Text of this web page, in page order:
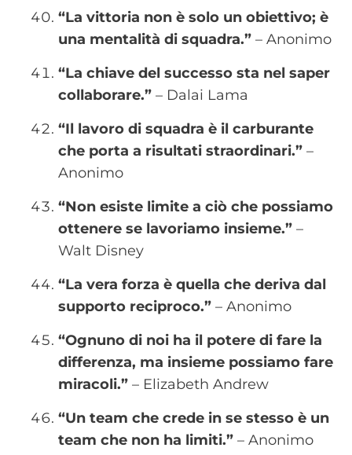
“La vittoria non è solo un obiettivo; è
una mentalità di squadra.” – Anonimo
“La chiave del successo sta nel saper
collaborare.” – Dalai Lama
“Il lavoro di squadra è il carburante
che porta a risultati straordinari.” –
Anonimo
“Non esiste limite a ciò che possiamo
ottenere se lavoriamo insieme.” –
Walt Disney
“La vera forza è quella che deriva dal
supporto reciproco.” – Anonimo
“Ognuno di noi ha il potere di fare la
differenza, ma insieme possiamo fare
miracoli.” – Elizabeth Andrew
“Un team che crede in se stesso è un
team che non ha limiti.” – Anonimo